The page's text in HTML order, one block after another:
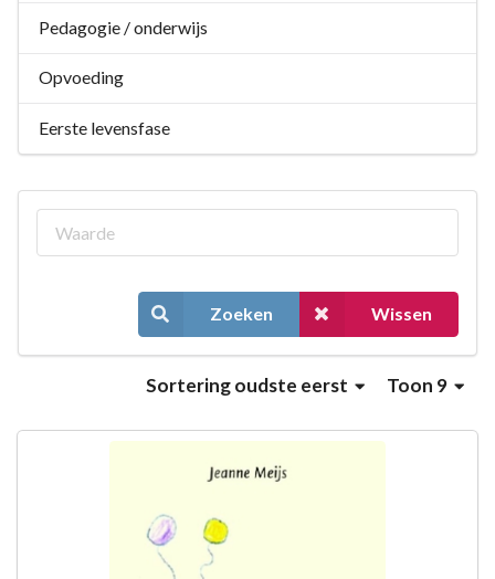
Pedagogie / onderwijs
Opvoeding
Eerste levensfase
Zoeken Wissen
Toon 9
Sorteringoudste eerst